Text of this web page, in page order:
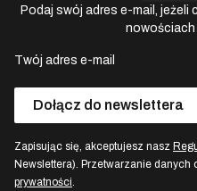
Podaj swój adres e-mail,
nowościach
Twój adres e-mail
Dołącz do newslettera
Zapisując się, akceptujesz nasz
Newslettera). Przetwarzanie danych
prywatności.